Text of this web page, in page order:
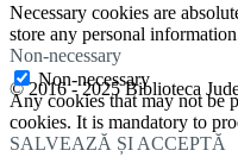
© 2016 - 2025 Biblioteca
Necessary cookies are
store any personal
Non-necessary
Non-necessary
Any cookies that may not be
cookies. It is mandatory to
SALVEAZĂ ȘI ACCEPTĂ